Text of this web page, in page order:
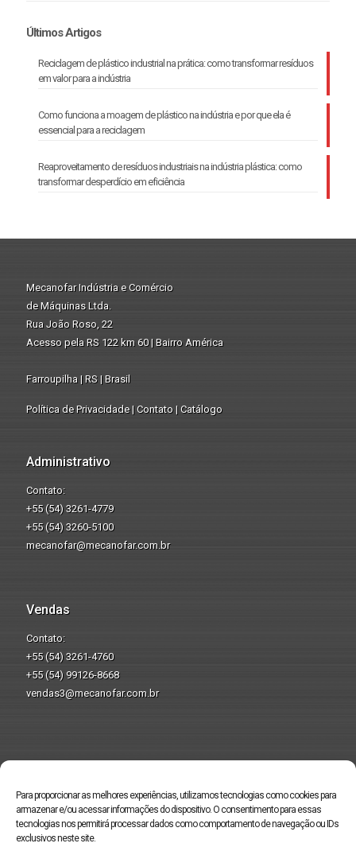
Para proporcionar as melhores experiências, utilizamos tecnologias como cookies para
armazenar e/ou acessar informações do dispositivo. O consentimento para essas
tecnologias nos permitirá processar dados como comportamento de navegação ou IDs
exclusivos neste site.
Últimos Artigos
Reciclagem de plástico industrial na prática: como transformar resíduos
em valor para a indústria
Como funciona a moagem de plástico na indústria e por que ela é
essencial para a reciclagem
Reaproveitamento de resíduos industriais na indústria plástica: como
transformar desperdício em eficiência
Mecanofar Indústria e Comércio
de Máquinas Ltda.
Rua João Roso, 22
Acesso pela RS 122 km 60 | Bairro América
Farroupilha | RS | Brasil
Política de Privacidade| Contato | Catálogo
Administrativo
Contato:
+55 (54) 3261-4779
+55 (54) 3260-5100
mecanofar@mecanofar.com.br
Vendas
Contato:
+55 (54) 3261-4760
+55 (54) 99126-8668
vendas3@mecanofar.com.br
preservação do
meio ambiente.